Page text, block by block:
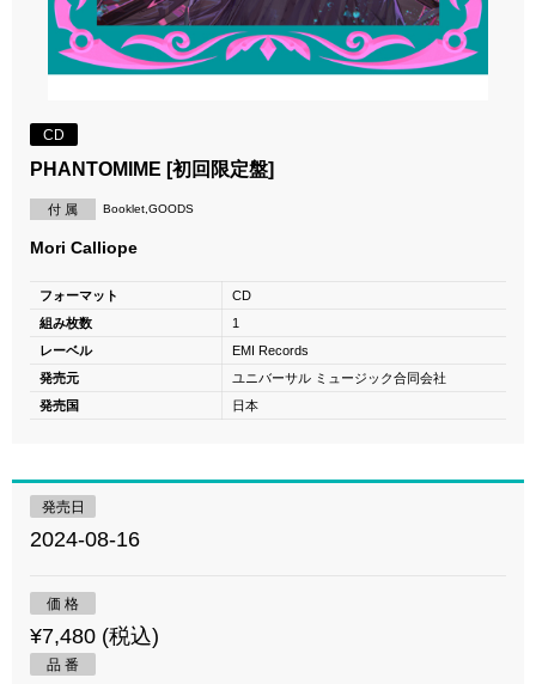
CD
PHANTOMIME [初回限定盤]
付 属 Booklet,GOODS
Mori Calliope
フォーマット
CD
組み枚数
1
レーベル
EMI Records
発売元
ユニバーサル ミュージック合同会社
発売国
日本
発売日
2024-08-16
価 格
¥7,480 (税込)
品 番